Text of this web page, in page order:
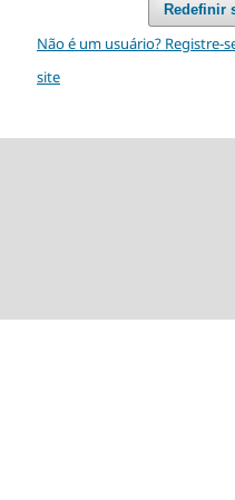
Redefinir
Não é um usuário? Registre-
site